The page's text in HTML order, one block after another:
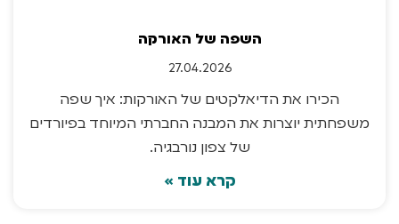
השפה של האורקה
27.04.2026
הכירו את הדיאלקטים של האורקות: איך שפה
משפחתית יוצרות את המבנה החברתי המיוחד בפיורדים
של צפון נורבגיה.
קרא עוד »